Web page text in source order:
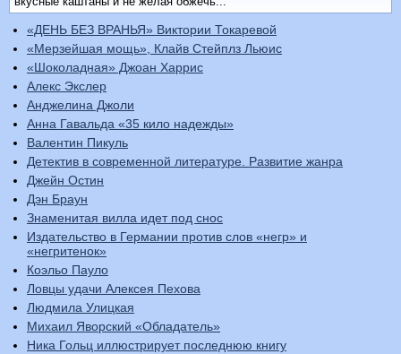
«ДЕНЬ БЕЗ ВРАНЬЯ» Виктории Токаревой
«Мерзейшая мощь», Клайв Стейплз Льюис
«Шоколадная» Джоан Харрис
Алекс Экслер
Анджелина Джоли
Анна Гавальда «35 кило надежды»
Валентин Пикуль
Детектив в современной литературе. Развитие жанра
Джейн Остин
Дэн Браун
Знаменитая вилла идет под снос
Издательство в Германии против слов «негр» и
«негритенок»
Коэльо Пауло
Ловцы удачи Алексея Пехова
Людмила Улицкая
Михаил Яворский «Обладатель»
Ника Гольц иллюстрирует последнюю книгу